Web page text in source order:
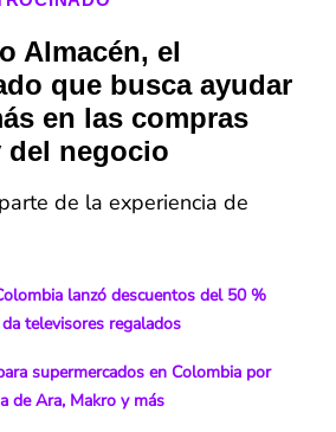
Almacén, el
que busca ayudar
en las compras
del negocio
de la experiencia de
lanzó descuentos del 50 %
televisores regalados
supermercados en Colombia por
de Ara, Makro y más